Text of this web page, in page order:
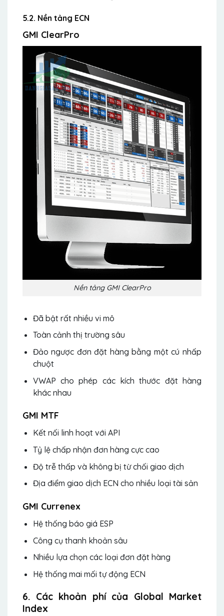
5.2. Nền tảng ECN
GMI ClearPro
Nền tảng GMI ClearPro
Đã bật rất nhiều vi mô
Toàn cảnh thị trường sâu
Đảo ngược đơn đặt hàng bằng một cú nhấp
chuột
VWAP cho phép các kích thước đặt hàng
khác nhau
GMI MTF
Kết nối linh hoạt với API
Tỷ lệ chấp nhận đơn hàng cực cao
Độ trễ thấp và không bị từ chối giao dịch
Địa điểm giao dịch ECN cho nhiều loại tài sản
GMI Currenex
Hệ thống báo giá ESP
Công cụ thanh khoản sâu
Nhiều lựa chọn các loại đơn đặt hàng
Hệ thống mai mối tự động ECN
6. Các khoản phí của Global Market
Index